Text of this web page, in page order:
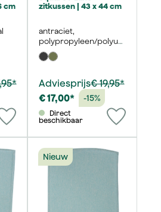
cm
zitkussen | 43 x 44 cm
antraciet,
polypropyleen/polyur
ethaan
Adviesprijs€ 19,95*
€ 17,00*
-15%
beschikbaar
Nieuw